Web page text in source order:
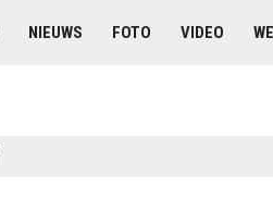
NIEUWS FOTO VIDEO